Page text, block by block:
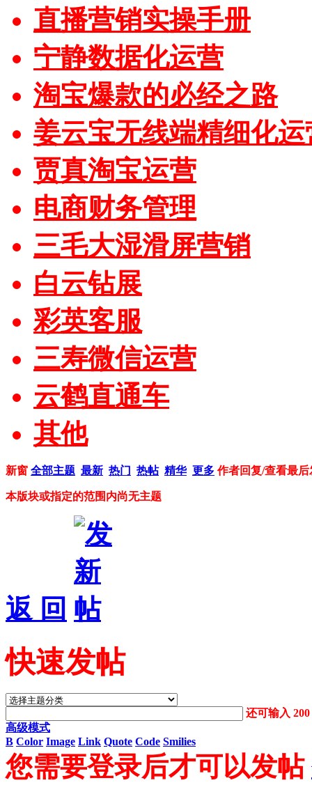
直播营销实操手册
宁静数据化运营
淘宝爆款的必经之路
姜云宝无线端精细化运
贾真淘宝运营
电商财务管理
三毛大湿滑屏营销
白云钻展
彩英客服
三寿微信运营
云鹤直通车
其他
新窗 全部主题 最新 热门 热帖 精华 更多 作者回复/查看最后
本版块或指定的范围内尚无主题
返 回
快速发帖
还可输入200
高级模式
B Color Image Link Quote Code Smilies
您需要登录后才可以发帖